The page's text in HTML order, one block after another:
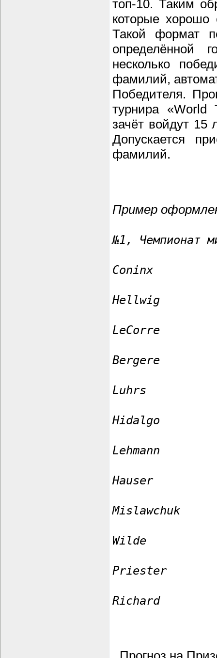
топ-10. Таким
которые хорошо
Такой формат
определённой
несколько
фамилий,
Победителя.
турнира «World
зачёт войдут 15
Допускается
фамилий.
Пример
№1, Чемпионат
Coninx
Hellwig
LeCorre
Bergere
Luhrs
Hidalgo
Lehmann
Hauser
Mislawchuk
Wilde
Priester
Richard